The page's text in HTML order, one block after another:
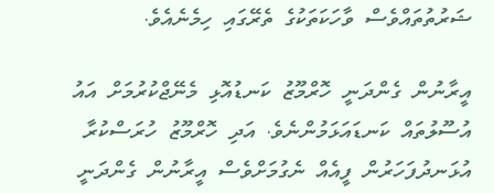
ޝަރުތުތައްވެސް ވާހަކަތަކުގެ ތެރޭގައި ހިމެނެއެވެ.
އީރާނުން ގެންދަނީ ހޮރްމޫޒު ކަނޑުއޮޅި މެނޭޖްކުރުމަށް އައު
އުސޫލުތައް ކަނޑައަޅަމުންނެވެ. އަދި ހޮރްމޫޒު ހުރަސްކުރާ
އުޅަނދުފަހަރުން ފީއެއް ނެގުމަށްވެސް އީރާނުން ގެންދަނީ